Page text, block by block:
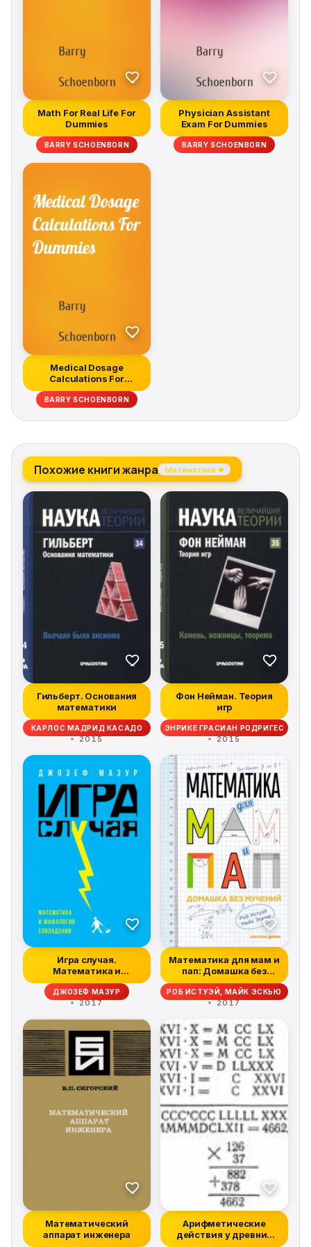
Math For Real Life For
Dummies
BARRY SCHOENBORN
Physician Assistant
Exam For Dummies
BARRY SCHOENBORN
Medical Dosage
Calculations For
Dummies
BARRY SCHOENBORN
Похожие книги жанра Математика →
Гильберт. Основания
математики
КАРЛОС МАДРИД КАСАДО
2015
Фон Нейман. Теория
игр
ЭНРИКЕ ГРАСИАН РОДРИГЕС
2015
Игра случая.
Математика и
мифология
совпадения
ДЖОЗЕФ МАЗУР
2017
Математика для мам и
пап: Домашка без
мучений
РОБ ИСТУЭЙ, МАЙК ЭСКЬЮ
2017
Математический
аппарат инженера
Арифметические
действия у древних